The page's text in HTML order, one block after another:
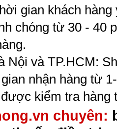
gian khách
chóng từ 30 - 40
Nội và TP.HCM:
nhận hàng từ
kiểm tra hàng
chuyên: